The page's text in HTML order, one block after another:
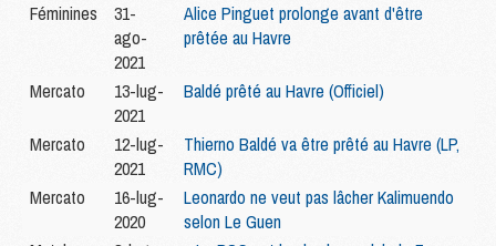
Féminines
31-
ago-
2021
Alice Pinguet prolonge avant d'être
prêtée au Havre
Mercato
13-lug-
2021
Baldé prêté au Havre (Officiel)
Mercato
12-lug-
2021
Thierno Baldé va être prêté au Havre (LP,
RMC)
Mercato
16-lug-
2020
Leonardo ne veut pas lâcher Kalimuendo
selon Le Guen